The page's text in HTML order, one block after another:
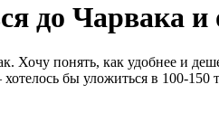
до Чарвака
понять, как удобнее и
бы уложиться в 100-